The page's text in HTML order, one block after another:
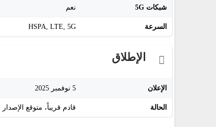
شبكات 5G نعم
السرعة HSPA, LTE, 5G
الإطلاق
الإعلان 5 نوفمبر 2025
الحالة قادم قريباً، متوقع الإصدار